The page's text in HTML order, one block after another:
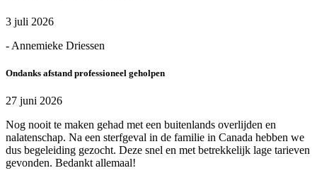
3 juli 2026
- Annemieke Driessen
Ondanks afstand professioneel geholpen
27 juni 2026
Nog nooit te maken gehad met een buitenlands overlijden en
nalatenschap. Na een sterfgeval in de familie in Canada hebben we
dus begeleiding gezocht. Deze snel en met betrekkelijk lage tarieven
gevonden. Bedankt allemaal!